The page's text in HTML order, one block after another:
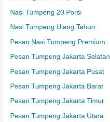
Nasi Tumpeng 20 Porsi
Nasi Tumpeng Ulang Tahun
Pesan Nasi Tumpeng Premium
Pesan Tumpeng Jakarta Selatan
Pesan Tumpeng Jakarta Pusat
Pesan Tumpeng Jakarta Barat
Pesan Tumpeng Jakarta Timur
Pesan Tumpeng Jakarta Utara